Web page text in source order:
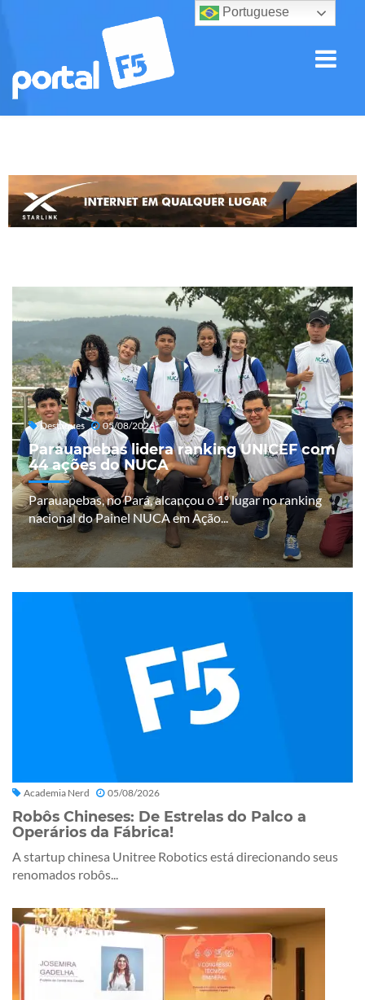
Destaques 05/08/2026
Parauapebas lidera ranking UNICEF com
44 ações do NUCA
Parauapebas, no Pará, alcançou o 1º lugar no ranking
nacional do Painel NUCA em Ação...
Academia Nerd 05/08/2026
Robôs Chineses: De Estrelas do Palco a
Operários da Fábrica!
A startup chinesa Unitree Robotics está direcionando seus
renomados robôs...
Portuguese